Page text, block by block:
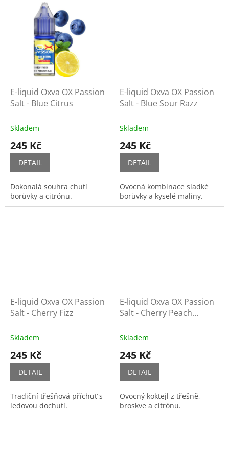
E-liquid Oxva OX Passion
Salt - Blue Citrus
Skladem
245 Kč
DETAIL
Dokonalá souhra chutí
borůvky a citrónu.
E-liquid Oxva OX Passion
Salt - Blue Sour Razz
Skladem
245 Kč
DETAIL
Ovocná kombinace sladké
borůvky a kyselé maliny.
E-liquid Oxva OX Passion
Salt - Cherry Fizz
Skladem
245 Kč
DETAIL
Tradiční třešňová příchuť s
ledovou dochutí.
E-liquid Oxva OX Passion
Salt - Cherry Peach
Skladem
245 Kč
DETAIL
Ovocný koktejl z třešně,
broskve a citrónu.